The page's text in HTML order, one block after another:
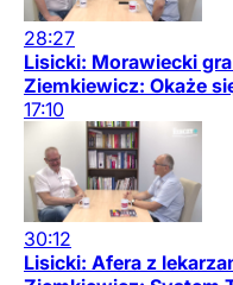
28:27
Lisicki: Morawiecki
Ziemkiewicz: Okaże
17:10
30:12
Lisicki: Afera z